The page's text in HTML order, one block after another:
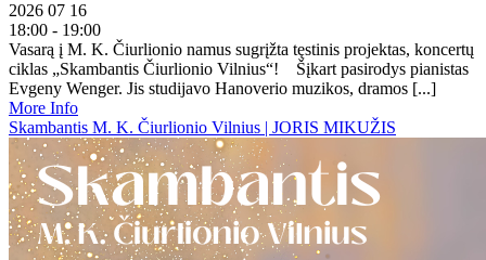
2026 07 16
18:00 - 19:00
Vasarą į M. K. Čiurlionio namus sugrįžta tęstinis projektas, koncertų
ciklas „Skambantis Čiurlionio Vilnius“! Šįkart pasirodys pianistas
Evgeny Wenger. Jis studijavo Hanoverio muzikos, dramos [...]
More Info
Skambantis M. K. Čiurlionio Vilnius | JORIS MIKUŽIS